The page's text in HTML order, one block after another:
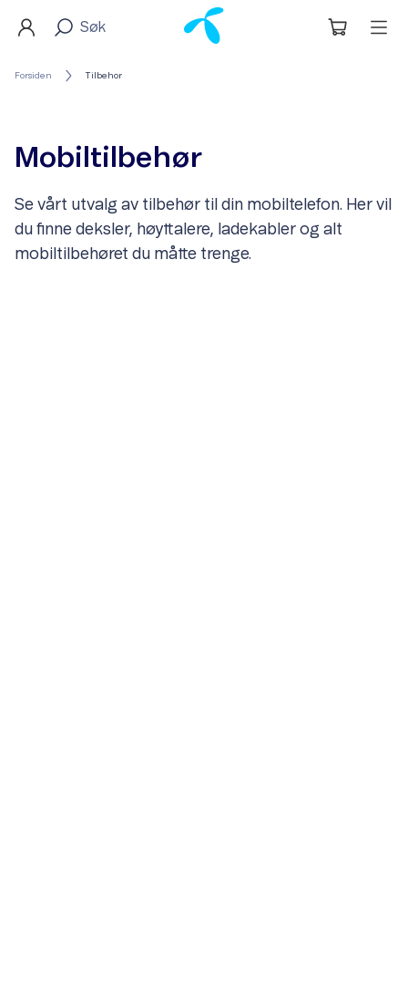
Forsiden Tilbehor
Mobiltilbehør
Se vårt utvalg av tilbehør til din mobiltelefon. Her vil
du finne deksler, høyttalere, ladekabler og alt
mobiltilbehøret du måtte trenge.